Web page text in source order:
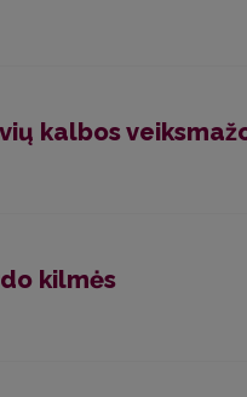
kalbos
kilmės